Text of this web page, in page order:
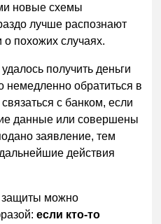
новые схемы
лучше распознают
похожих случаях.
получить деньги
немедленно обратиться в
с банком, если
данные или совершены
заявление, тем
действия
можно
если кто-то